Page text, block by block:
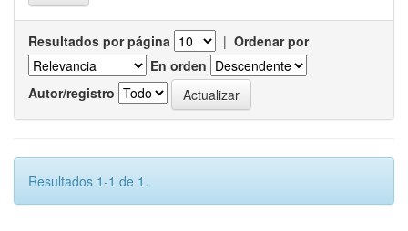
Resultados por página | Ordenar por
En orden
Autor/registro
Resultados 1-1 de 1.